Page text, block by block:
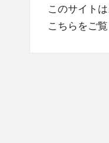
このサイト
こちらをご